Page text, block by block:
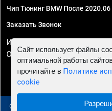
Чип Тюнинг BMW После 2020.06
Заказать Звонок
ИП Смирнов Георгий
ОГРНИП 324470400032610
© 2010 - 2026 Чип тюнинг в
Сайт использует файлы
оптимальной работы
прочитайте в Политике
cookie